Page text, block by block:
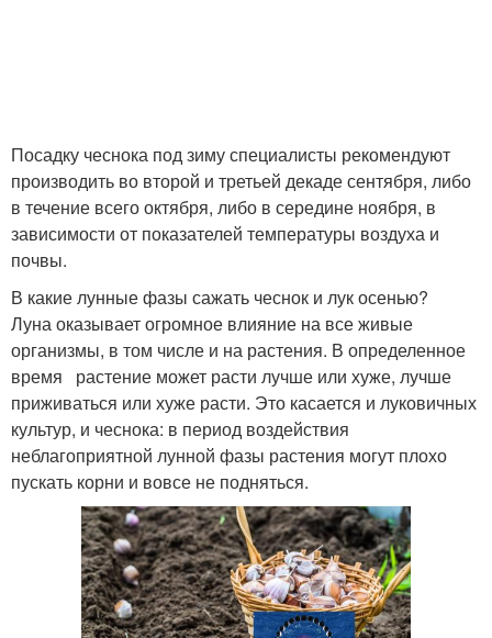
Посадку чеснока под зиму специалисты рекомендуют
производить во второй и третьей декаде сентября, либо
в течение всего октября, либо в середине ноября, в
зависимости от показателей температуры воздуха и
почвы.
В какие лунные фазы сажать чеснок и лук осенью?
Луна оказывает огромное влияние на все живые
организмы, в том числе и на растения. В определенное
время растение может расти лучше или хуже, лучше
приживаться или хуже расти. Это касается и луковичных
культур, и чеснока: в период воздействия
неблагоприятной лунной фазы растения могут плохо
пускать корни и вовсе не подняться.